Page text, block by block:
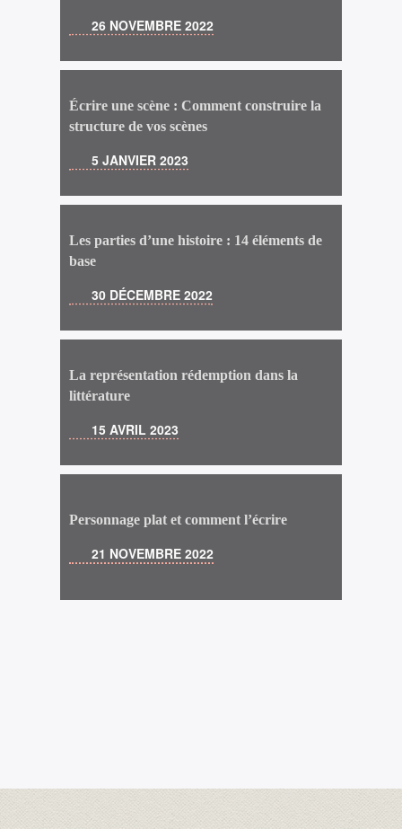
26 NOVEMBRE 2022
Écrire une scène : Comment construire la
structure de vos scènes
5 JANVIER 2023
Les parties d’une histoire : 14 éléments de
base
30 DÉCEMBRE 2022
La représentation rédemption dans la
littérature
15 AVRIL 2023
Personnage plat et comment l’écrire
21 NOVEMBRE 2022